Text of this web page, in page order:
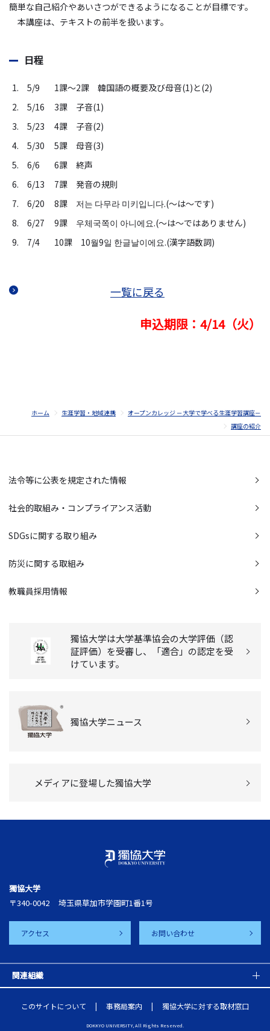
簡単な自己紹介やあいさつができるようになることが目標です。
本講座は、テキストの前半を扱います。
日程
1. 5/9
1課～2課 韓国語の概要及び母音(1)と(2)
2. 5/16
3課 子音(1)
3. 5/23
4課 子音(2)
4. 5/30
5課 母音(3)
5. 6/6
6課 終声
6. 6/13
7課 発音の規則
7. 6/20
8課 저는 다무라 미키입니다.(～は～です)
8. 6/27
9課 우체국쪽이 아니에요.(～は～ではありません)
9. 7/4
10課 10월9일 한글날이에요.(漢字語数詞)
一覧に戻る
申込期限：4/14（火）
ホーム 生涯学習・地域連携
オープンカレッジ －大学で学べる生涯学習講座－
講座の紹介
法令等に公表を規定された情報
社会的取組み・コンプライアンス活動
SDGsに関する取り組み
防災に関する取組み
教職員採用情報
獨協大学は大学基準協会の大学評価（認
証評価）を受審し、「適合」の認定を受
けています。
獨協大学ニュース
メディアに登場した獨協大学
獨協大学
〒340-0042
埼玉県草加市学園町1番1号
アクセス お問い合わせ
関連組織
このサイトについて 事務局案内 獨協大学に対する取材窓口
DOKKYO UNIVERSITY, All Rights Reserved.